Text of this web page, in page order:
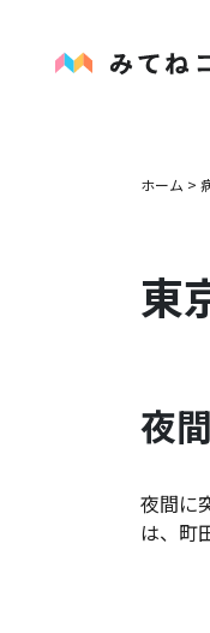
ホーム >
東
夜
夜間に
は、 町